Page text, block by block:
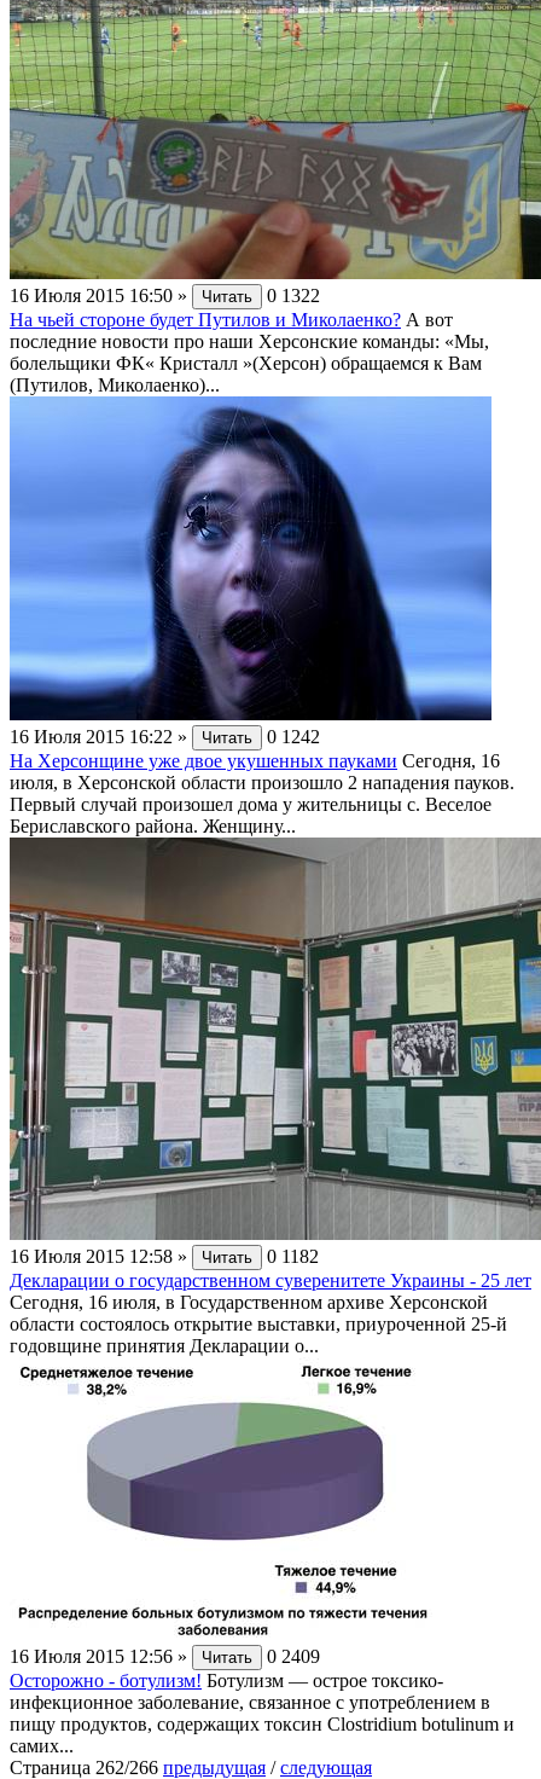
16 Июля 2015 16:50 » Читать 0 1322
На чьей стороне будет Путилов и Миколаенко? А вот
последние новости про наши Херсонские команды: «Мы,
болельщики ФК« Кристалл »(Херсон) обращаемся к Вам
(Путилов, Миколаенко)...
16 Июля 2015 16:22 » Читать 0 1242
На Херсонщине уже двое укушенных пауками Сегодня, 16
июля, в Херсонской области произошло 2 нападения пауков.
Первый случай произошел дома у жительницы с. Веселое
Бериславского района. Женщину...
16 Июля 2015 12:58 » Читать 0 1182
Декларации о государственном суверенитете Украины - 25 лет
Сегодня, 16 июля, в Государственном архиве Херсонской
области состоялось открытие выставки, приуроченной 25-й
годовщине принятия Декларации о...
16 Июля 2015 12:56 » Читать 0 2409
Осторожно - ботулизм! Ботулизм — острое токсико-
инфекционное заболевание, связанное с употреблением в
пищу продуктов, содержащих токсин Clostridium botulinum и
самих...
Страница 262/266 предыдущая /следующая